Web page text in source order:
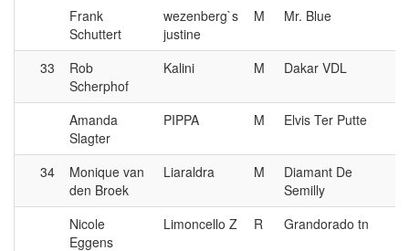
Frank
Schuttert
wezenberg`s
justine
M Mr. Blue
33
Rob
Scherphof
Kalini M Dakar VDL
Amanda
Slagter
PIPPA M Elvis Ter Putte
34
Monique van
den Broek
Liaraldra M
Diamant De
Semilly
Nicole
Eggens
Limoncello Z R Grandorado tn